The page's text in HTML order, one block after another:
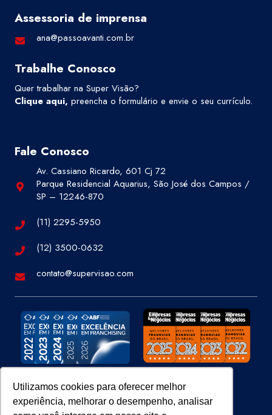
Utilizamos cookies para oferecer melhor
experiência, melhorar o desempenho, analisar
Assessoria de imprensa
ana@passoavanti.com.br
Trabalhe Conosco
Quer trabalhar na Super Visão?
Clique aqui, preencha o formulário e envie o seu currículo.
Fale Conosco
Av. Cassiano Ricardo, 601 Cj 72
Parque Residencial Aquarius, São José dos Campos /
SP – 12246-870
(11) 2295-5950
(12) 3500-0632
contato@supervisao.com
Site 100% Seguro